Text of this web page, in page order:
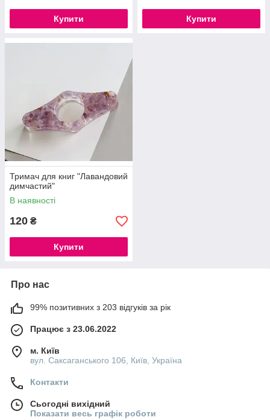
Купити Купити
Тримач для книг "Лавандовий
димчастий"
В наявності
120 ₴
Купити
Про нас
99% позитивних з 203 відгуків за рік
Працює з 23.06.2022
м. Київ
вул. Саксаганського 106, Київ, Україна
Контакти
Сьогодні вихідний
Показати весь графік роботи